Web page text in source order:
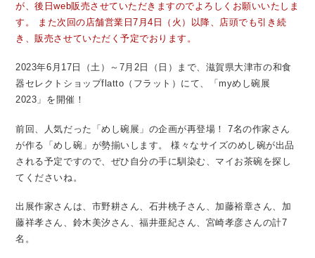
が、後日web販売させていただきますのでよろしくお願いいたしま
す。
また次回の店舗営業日7月4日（火）以降、店頭でも引き続
き、販売させていただく予定でおります。
2023年6月17日（土）～7月2日（日）まで、滋賀県大津市の和食
器セレクトショップflatto（フラット）にて、「myめし碗展
2023」を開催！
前回、人気だった「めし碗展」の企画が再登場！
7名の作家さん
が作る「めし碗」が勢揃いします。
様々なサイズのめし碗が出品
される予定ですので、ぜひ自分の手に馴染む、マイお茶碗を探し
てくださいね。
出展作家さんは、市野耕さん、石井桃子さん、加藤裕章さん、加
藤祥孝さん、鈴木美汐さん、福井亜紀さん、宮崎孝彦さんの計7
名。